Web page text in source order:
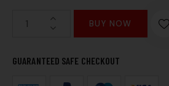
BUY NOW
GUARANTEED SAFE CHECKOUT